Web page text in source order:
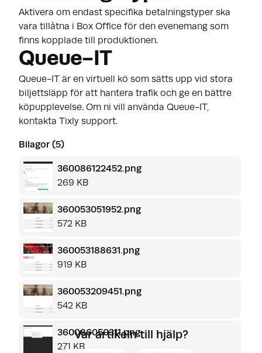
Aktivera om endast specifika betalningstyper ska
vara tillåtna i Box Office för den evenemang som
finns kopplade till produktionen.
Queue-IT
Queue-IT är en virtuell kö som sätts upp vid stora
biljettsläpp för att hantera trafik och ge en bättre
köpupplevelse. Om ni vill använda Queue-IT,
kontakta Tixly support.
Bilagor (5)
360086122452.png
269 KB
360053051952.png
572 KB
360053188631.png
919 KB
360053209451.png
542 KB
360086050311.png
271 KB
Var artikeln till hjälp?